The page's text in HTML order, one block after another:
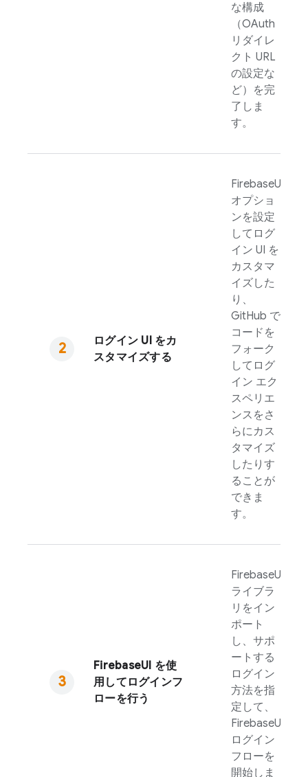
な構成
（OAuth
リダイレ
クト URL
の設定な
ど）を完
了しま
す。
ログイン UI をカ
スタマイズする
FirebaseUI
オプショ
ンを設定
してログ
イン UI を
カスタマ
イズした
り、
GitHub で
コードを
フォーク
してログ
イン エク
スペリエ
ンスをさ
らにカス
タマイズ
したりす
ることが
できま
す。
FirebaseUI を使
用してログインフ
ローを行う
FirebaseUI
ライブラ
リをイン
ポート
し、サポ
ートする
ログイン
方法を指
定して、
FirebaseUI
ログイン
フローを
開始しま